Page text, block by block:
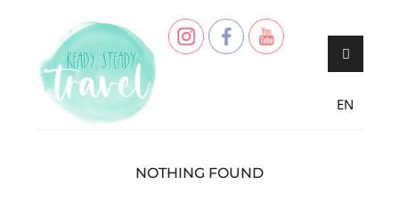
content
Ready, steady,
Never stop exploring!
EN
NOTHING FOUND